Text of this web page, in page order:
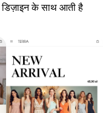
के साथ आती है